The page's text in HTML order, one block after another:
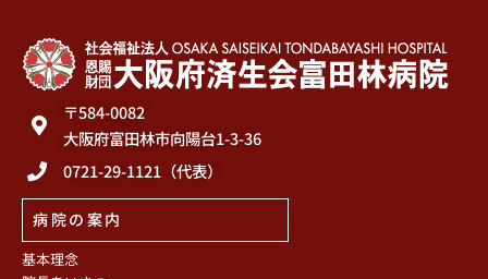
〒584-0082
大阪府富田林市向陽台1-3-36
0721-29-1121（代表）
病院の案内
基本理念